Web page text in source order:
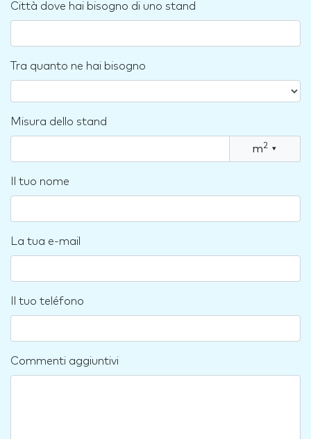
Città dove hai bisogno di uno stand
Tra quanto ne hai bisogno
Misura dello stand
m2 ▾
Il tuo nome
La tua e-mail
Il tuo teléfono
Commenti aggiuntivi